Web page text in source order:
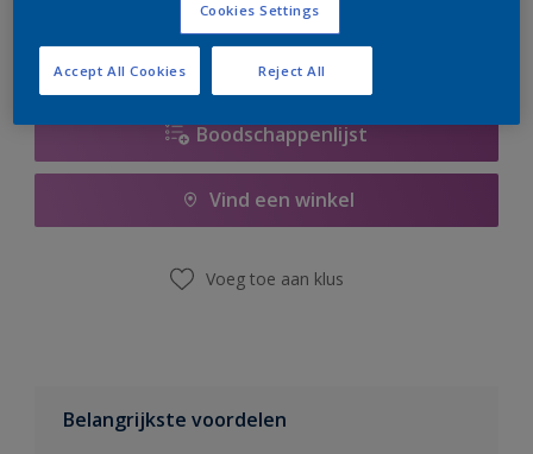
Boodschappenlijst
Vind een winkel
Voeg toe aan klus
Belangrijkste voordelen
Cookies Settings
Reject All
Accept All Cookies